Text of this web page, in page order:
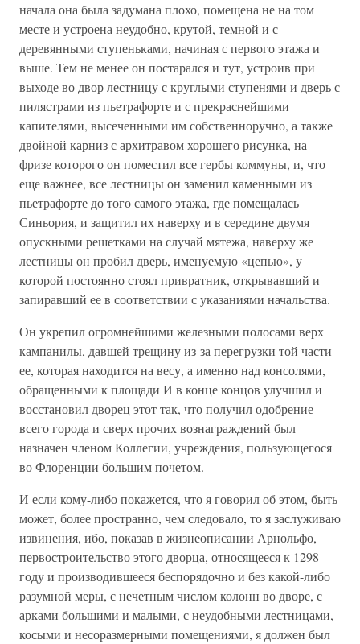
начала она была задумана плохо, помещена не на том
месте и устроена неудобно, крутой, темной и с
деревянными ступеньками, начиная с первого этажа и
выше. Тем не менее он постарался и тут, устроив при
выходе во двор лестницу с круглыми ступенями и дверь с
пилястрами из пьетрафорте и с прекраснейшими
капителями, высеченными им собственноручно, а также
двойной карниз с архитравом хорошего рисунка, на
фризе которого он поместил все гербы коммуны, и, что
еще важнее, все лестницы он заменил каменными из
пьетрафорте до того самого этажа, где помещалась
Синьория, и защитил их наверху и в середине двумя
опускными решетками на случай мятежа, наверху же
лестницы он пробил дверь, именуемую «цепью», у
которой постоянно стоял привратник, открывавший и
запиравший ее в соответствии с указаниями начальства.
Он укрепил огромнейшими железными полосами верх
кампанилы, давшей трещину из-за перегрузки той части
ее, которая находится на весу, а именно над консолями,
обращенными к площади И в конце концов улучшил и
восстановил дворец этот так, что получил одобрение
всего города и сверх прочих вознаграждений был
назначен членом Коллегии, учреждения, пользующегося
во Флоренции большим почетом.
И если кому-либо покажется, что я говорил об этом, быть
может, более пространно, чем следовало, то я заслуживаю
извинения, ибо, показав в жизнеописании Арнольфо,
первостроительство этого дворца, относящееся к 1298
году и производившееся беспорядочно и без какой-либо
разумной меры, с нечетным числом колонн во дворе, с
арками большими и малыми, с неудобными лестницами,
косыми и несоразмерными помещениями, я должен был